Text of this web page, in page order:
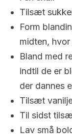
Tilsæt
Form
midten,
Bland med
indtil de er
der dannes
Tilsæt
Til sidst
Lav små